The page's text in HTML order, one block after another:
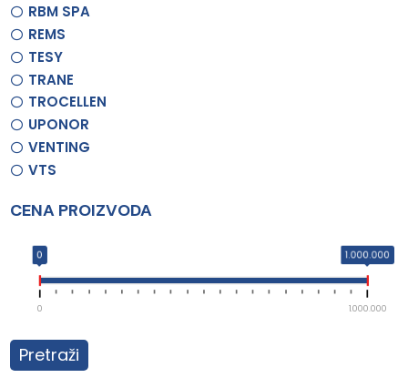
RBM SPA
REMS
TESY
TRANE
TROCELLEN
UPONOR
VENTING
VTS
CENA PROIZVODA
0 1.000.000
0 1.000.000
Pretraži